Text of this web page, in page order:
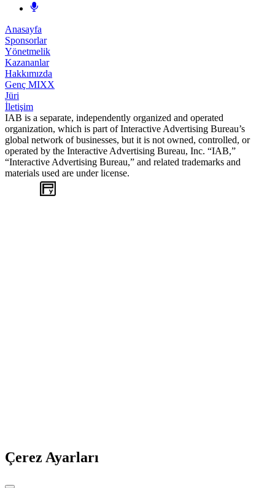
Anasayfa
Sponsorlar
Yönetmelik
Kazananlar
Hakkımızda
Genç MIXX
Jüri
İletişim
IAB is a separate, independently organized and operated
organization, which is part of Interactive Advertising Bureau’s
global network of businesses, but it is not owned, controlled, or
operated by the Interactive Advertising Bureau, Inc. “IAB,”
“Interactive Advertising Bureau,” and related trademarks and
materials used are under license.
Çerez Ayarları